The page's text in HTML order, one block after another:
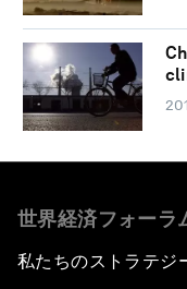
世界経済フォーラ
私たちのストラテジ